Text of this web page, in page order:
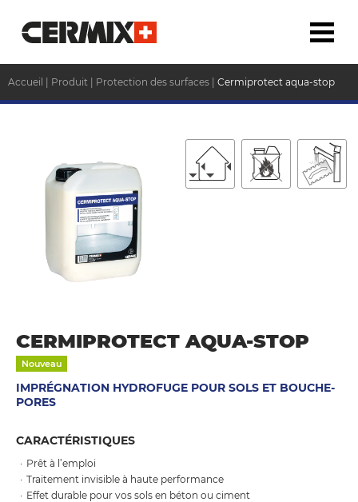
Accueil Produit Protection des surfaces Cermiprotect aqua-stop
CERMIPROTECT AQUA-STOP
Nouveau
IMPRÉGNATION HYDROFUGE POUR SOLS ET BOUCHE-
PORES
CARACTÉRISTIQUES
Prêt à l’emploi
Traitement invisible à haute performance
Effet durable pour vos sols en béton ou ciment